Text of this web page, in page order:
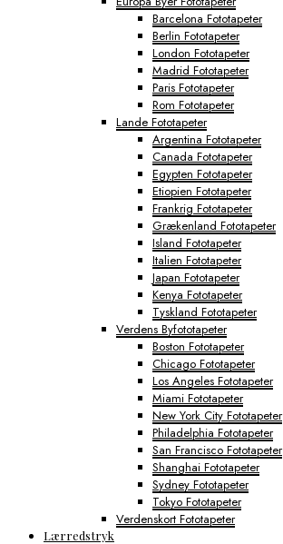
Barcelona Fototapeter
Berlin Fototapeter
London Fototapeter
Madrid Fototapeter
Paris Fototapeter
Rom Fototapeter
Lande Fototapeter
Argentina Fototapeter
Canada Fototapeter
Egypten Fototapeter
Etiopien Fototapeter
Frankrig Fototapeter
Grækenland Fototapeter
Island Fototapeter
Italien Fototapeter
Japan Fototapeter
Kenya Fototapeter
Tyskland Fototapeter
Verdens Byfototapeter
Boston Fototapeter
Chicago Fototapeter
Los Angeles Fototapeter
Miami Fototapeter
New York City Fototapeter
Philadelphia Fototapeter
San Francisco Fototapeter
Shanghai Fototapeter
Sydney Fototapeter
Tokyo Fototapeter
Verdenskort Fototapeter
Lærredstryk